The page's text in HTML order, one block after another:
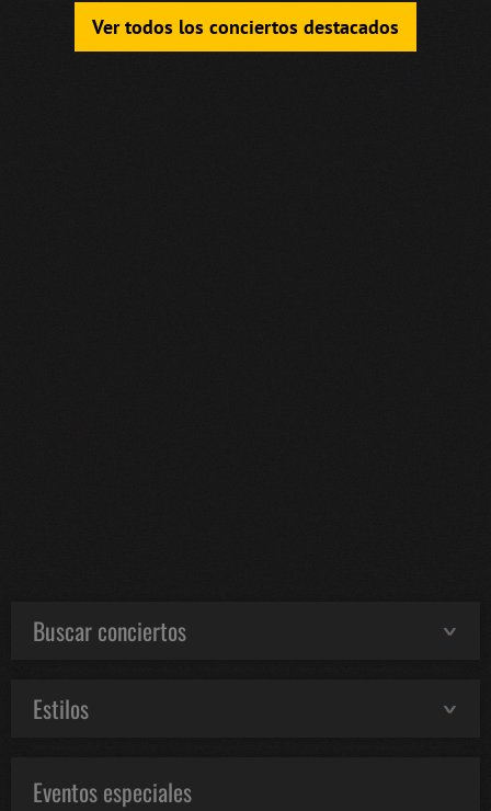
Ver todos los conciertos destacados
Buscar conciertos
Estilos
Eventos especiales